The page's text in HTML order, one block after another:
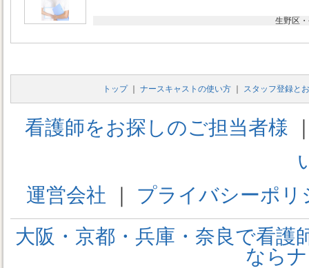
生野区
トップ｜ ナースキャストの使い方｜ スタッフ登録と
看護師をお探しのご担当者様
運営会社 ｜ プライバシーポリ
大阪・京都・兵庫・奈良で看
なら